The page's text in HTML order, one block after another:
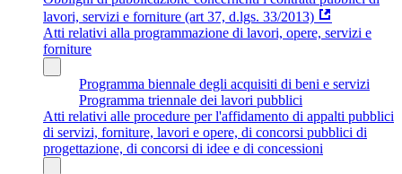
lavori, servizi e forniture (art 37, d.lgs. 33/2013)
Atti relativi alla programmazione di lavori, opere, servizi e
forniture
Programma biennale degli acquisiti di beni e servizi
Programma triennale dei lavori pubblici
Atti relativi alle procedure per l'affidamento di appalti pubblici
di servizi, forniture, lavori e opere, di concorsi pubblici di
progettazione, di concorsi di idee e di concessioni